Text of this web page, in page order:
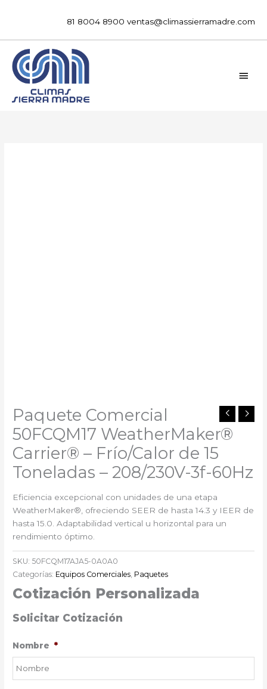
81 8004 8900 ventas@climassierramadre.com
Paquete Comercial
50FCQM17 WeatherMaker®
Carrier®️ – Frío/Calor de 15
Toneladas – 208/230V-3f-60Hz
Eficiencia excepcional con unidades de una etapa
WeatherMaker®, ofreciendo SEER de hasta 14.3 y IEER de
hasta 15.0. Adaptabilidad vertical u horizontal para un
rendimiento óptimo.
SKU: 50FCQM17AJA5-0A0A0
Categorías: Equipos Comerciales, Paquetes
Cotización Personalizada
Solicitar Cotización
Nombre *